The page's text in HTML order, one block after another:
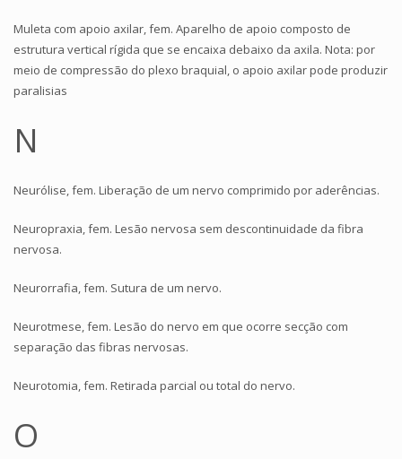
Muleta com apoio axilar, fem. Aparelho de apoio composto de
estrutura vertical rígida que se encaixa debaixo da axila. Nota: por
meio de compressão do plexo braquial, o apoio axilar pode produzir
paralisias
N
Neurólise, fem. Liberação de um nervo comprimido por aderências.
Neuropraxia, fem. Lesão nervosa sem descontinuidade da fibra
nervosa.
Neurorrafia, fem. Sutura de um nervo.
Neurotmese, fem. Lesão do nervo em que ocorre secção com
separação das fibras nervosas.
Neurotomia, fem. Retirada parcial ou total do nervo.
O